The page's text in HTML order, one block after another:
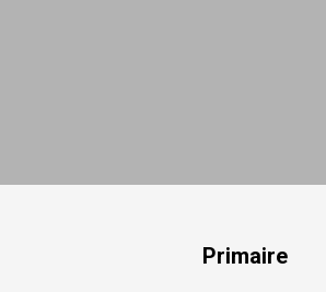
Primaire